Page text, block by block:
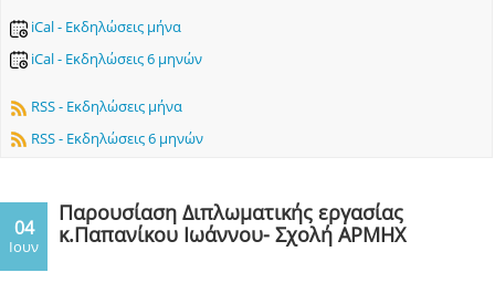
iCal - Εκδηλώσεις μήνα
iCal - Εκδηλώσεις 6 μηνών
RSS - Εκδηλώσεις μήνα
RSS - Εκδηλώσεις 6 μηνών
04
Ιουν
Παρουσίαση Διπλωματικής εργασίας
κ.Παπανίκου Ιωάννου- Σχολή ΑΡΜΗΧ